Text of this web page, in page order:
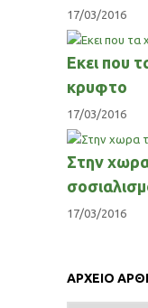
17/03/2016
Εκει που
κρυφτο
17/03/2016
Στην
17/03/2016
ΑΡΧΕΙΟ